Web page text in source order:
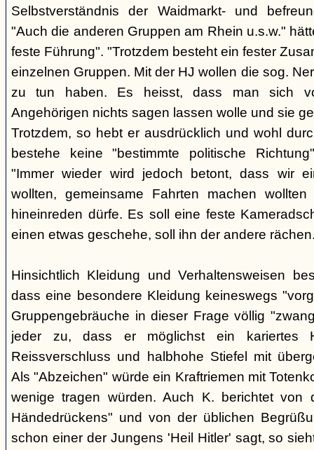
Selbstverständnis der Waidmarkt- und
"Auch die anderen Gruppen am Rhein u.s.w."
feste Führung". "Trotzdem besteht ein fester
einzelnen Gruppen. Mit der HJ wollen die sog.
zu tun haben. Es heisst, dass man sich
Angehörigen nichts sagen lassen wolle und sie
Trotzdem, so hebt er ausdrücklich und wohl
bestehe keine "bestimmte politische
"Immer wieder wird jedoch betont, dass wir
wollten, gemeinsame Fahrten machen
hineinreden dürfe. Es soll eine feste
einen etwas geschehe, soll ihn der andere
Hinsichtlich Kleidung und Verhaltensweisen
dass eine besondere Kleidung keineswegs
Gruppengebräuche in dieser Frage völlig
jeder zu, dass er möglichst ein kariertes
Reissverschluss und halbhohe Stiefel mit
Als "Abzeichen" würde ein Kraftriemen mit
wenige tragen würden. Auch K. berichtet von
Händedrückens" und von der üblichen
schon einer der Jungens 'Heil Hitler' sagt, so